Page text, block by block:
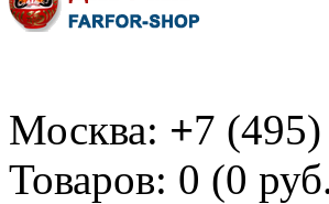
Москва: +7
Товаров: 0 (0